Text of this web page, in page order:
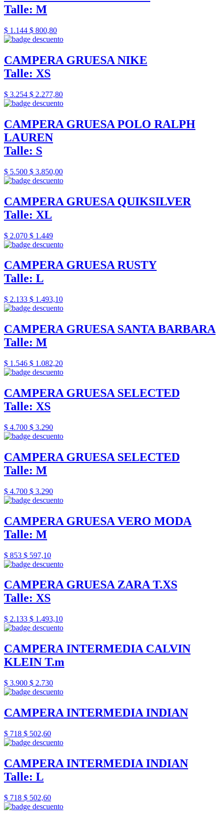
Talle: M
$ 1.144 $ 800,80
CAMPERA GRUESA NIKE
Talle: XS
$ 3.254 $ 2.277,80
CAMPERA GRUESA POLO RALPH
LAUREN
Talle: S
$ 5.500 $ 3.850,00
CAMPERA GRUESA QUIKSILVER
Talle: XL
$ 2.070 $ 1.449
CAMPERA GRUESA RUSTY
Talle: L
$ 2.133 $ 1.493,10
CAMPERA GRUESA SANTA BARBARA
Talle: M
$ 1.546 $ 1.082,20
CAMPERA GRUESA SELECTED
Talle: XS
$ 4.700 $ 3.290
CAMPERA GRUESA SELECTED
Talle: M
$ 4.700 $ 3.290
CAMPERA GRUESA VERO MODA
Talle: M
$ 853 $ 597,10
CAMPERA GRUESA ZARA T.XS
Talle: XS
$ 2.133 $ 1.493,10
CAMPERA INTERMEDIA CALVIN
KLEIN T.m
$ 3.900 $ 2.730
CAMPERA INTERMEDIA INDIAN
$ 718 $ 502,60
CAMPERA INTERMEDIA INDIAN
Talle: L
$ 718 $ 502,60